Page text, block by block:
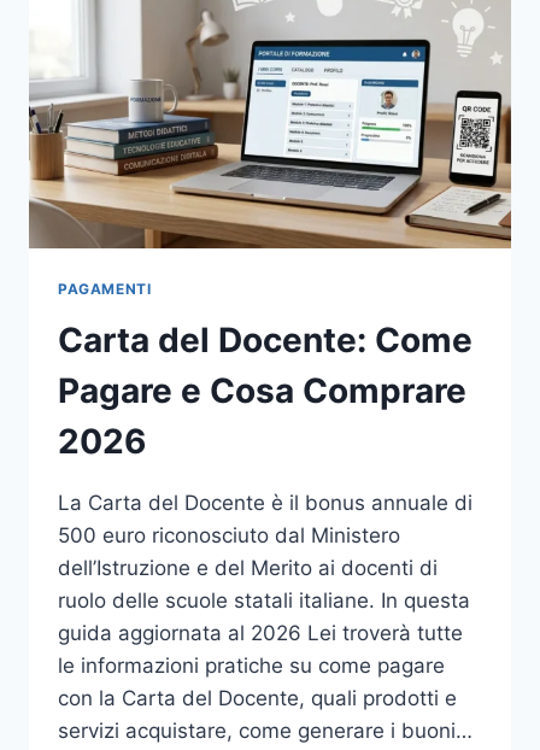
PAGAMENTI
Carta del Docente: Come
Pagare e Cosa Comprare
2026
La Carta del Docente è il bonus annuale di
500 euro riconosciuto dal Ministero
dell’Istruzione e del Merito ai docenti di
ruolo delle scuole statali italiane. In questa
guida aggiornata al 2026 Lei troverà tutte
le informazioni pratiche su come pagare
con la Carta del Docente, quali prodotti e
servizi acquistare, come generare i buoni…